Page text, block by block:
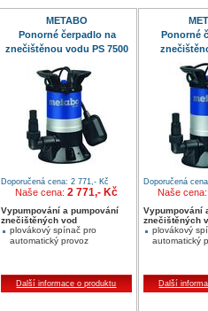
METABO
Ponorné čerpadlo na
znečištěnou vodu PS 7500
Doporučená cena: 2 771,- Kč
Naše cena: 2 771,- Kč
Vypumpování a pumpování
znečištěných vod
plovákový spínač pro
automatický provoz
Další informace o produktu
Ponorné
Doporučená
Naše
Vypumpování
znečištěných
plovákový
automatický
Další